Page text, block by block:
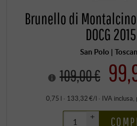
Brunello di
DOCG 2015
San Polo |
109,00 €
0,75 l · 133,32 €/l · IVA inclusa,
+